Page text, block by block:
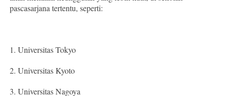
pascasarjana tertentu, seperti:
1. Universitas Tokyo
2. Universitas Kyoto
3. Universitas Nagoya